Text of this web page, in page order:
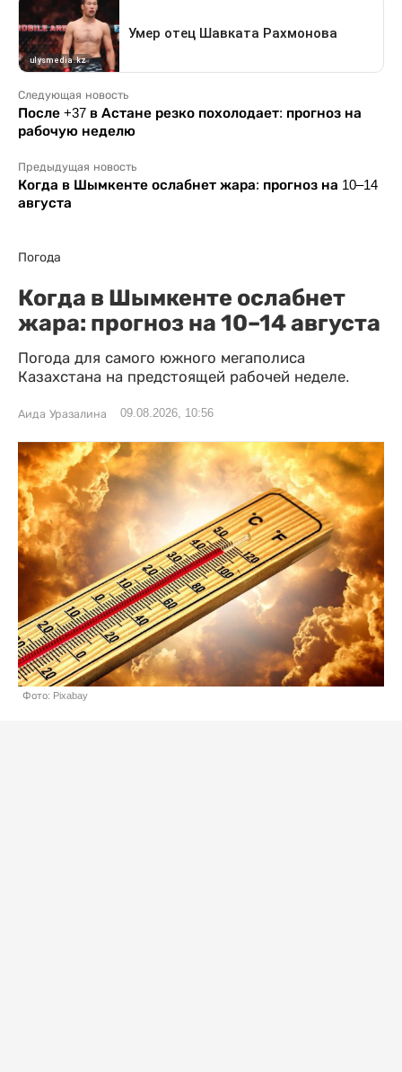
Следующая новость
После +37 в Астане резко похолодает: прогноз на
рабочую неделю
Предыдущая новость
Когда в Шымкенте ослабнет жара: прогноз на 10–14
августа
Погода
Когда в Шымкенте ослабнет
жара: прогноз на 10–14 августа
Погода для самого южного мегаполиса
Казахстана на предстоящей рабочей неделе.
Аида Уразалина 09.08.2026, 10:56
Фото: Pixabay